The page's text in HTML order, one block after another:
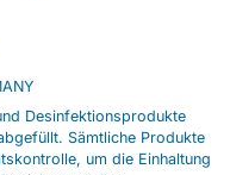
Desinfektionsprodukte
Sämtliche Produkte
um die Einhaltung